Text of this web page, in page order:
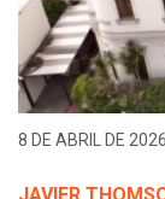
8 DE ABRIL DE